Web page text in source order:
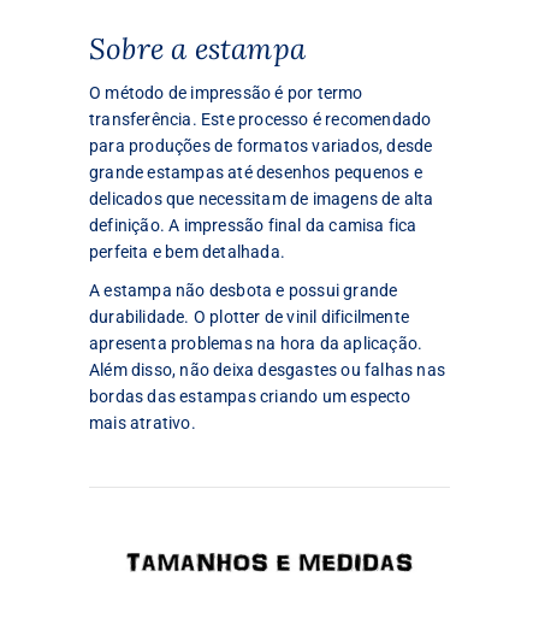
Sobre a estampa
O método de impressão é por termo
transferência. Este processo é recomendado
para produções de formatos variados, desde
grande estampas até desenhos pequenos e
delicados que necessitam de imagens de alta
definição. A impressão final da camisa fica
perfeita e bem detalhada.
A estampa não desbota e possui grande
durabilidade. O plotter de vinil dificilmente
apresenta problemas na hora da aplicação.
Além disso, não deixa desgastes ou falhas nas
bordas das estampas criando um especto
mais atrativo.